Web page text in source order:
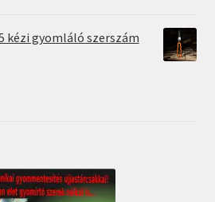
kézi gyomláló szerszám